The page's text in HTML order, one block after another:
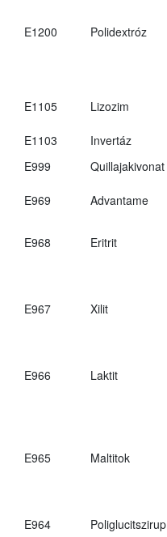
E1200 Polidextróz
E1105 Lizozim
E1103
Invertáz
E999
Quillajakivonat
E969
Advantame
E968 Eritrit
E967 Xilit
E966 Laktit
E965 Maltitok
E964 Poliglucitszirup